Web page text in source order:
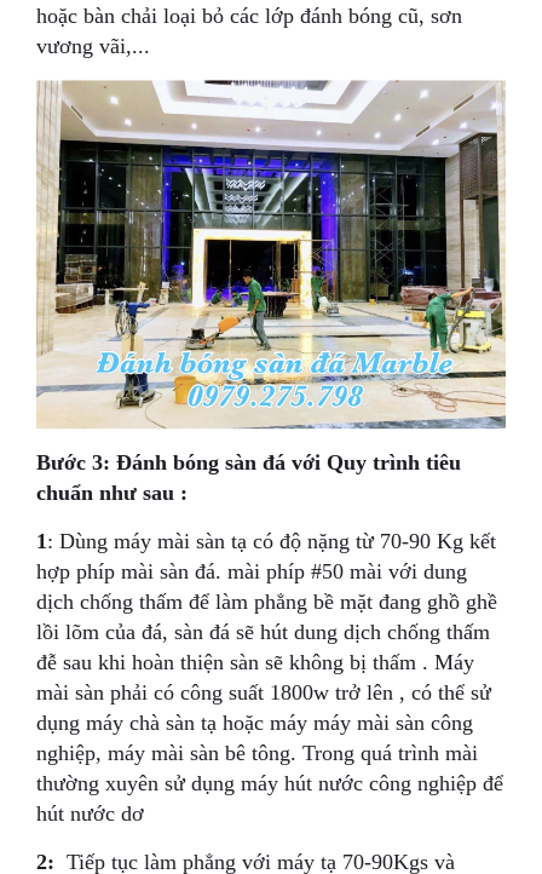
hoặc bàn chải loại bỏ các lớp đánh bóng cũ, sơn
vương vãi,...
Bước 3: Đánh bóng sàn đá với Quy trình tiêu
chuẩn như sau :
1: Dùng máy mài sàn tạ có độ nặng từ 70-90 Kg kết
hợp phíp mài sàn đá. mài phíp #50 mài với dung
dịch chống thấm để làm phẳng bề mặt đang ghồ ghề
lồi lõm của đá, sàn đá sẽ hút dung dịch chống thấm
đễ sau khi hoàn thiện sàn sẽ không bị thấm . Máy
mài sàn phải có công suất 1800w trở lên , có thể sử
dụng máy chà sàn tạ hoặc máy máy mài sàn công
nghiệp, máy mài sàn bê tông. Trong quá trình mài
thường xuyên sử dụng máy hút nước công nghiệp để
hút nước dơ
2: Tiếp tục làm phẳng với máy tạ 70-90Kgs và